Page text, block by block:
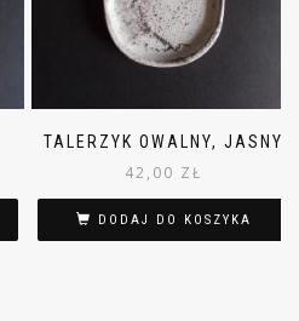
TALERZYK OWALNY, JASNY
42,00 ZŁ
DODAJ DO KOSZYKA